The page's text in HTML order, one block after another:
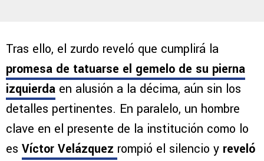
Tras ello, el zurdo reveló que cumplirá la
promesa de tatuarse el gemelo de su pierna
izquierda en alusión a la décima, aún sin los
detalles pertinentes. En paralelo, un hombre
clave en el presente de la institución como lo
es Víctor Velázquez rompió el silencio y reveló